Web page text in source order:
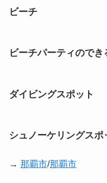
ビーチ
ビーチパーティのでき
ダイビングスポット
シュノーケリングスポ
→ 那覇市/那覇市